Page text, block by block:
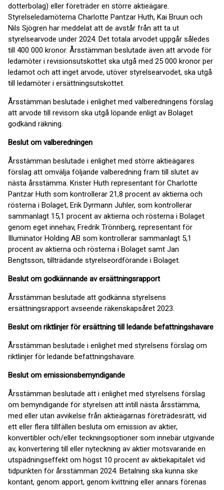
dotterbolag) eller företräder en större aktieägare.
Styrelseledamöterna Charlotte Pantzar Huth, Kai Bruun och
Nils Sjögren har meddelat att de avstår från att ta ut
styrelsearvode under 2024. Det totala arvodet uppgår således
till 400 000 kronor. Årsstämman beslutade även att arvode för
ledamöter i revisionsutskottet ska utgå med 25 000 kronor per
ledamot och att inget arvode, utöver styrelsearvodet, ska utgå
till ledamöter i ersättningsutskottet.
Årsstämman beslutade i enlighet med valberedningens förslag
att arvode till revisorn ska utgå löpande enligt av Bolaget
godkänd räkning.
Beslut om valberedningen
Årsstämman beslutade i enlighet med större aktieägares
förslag att omvälja följande valberedning fram till slutet av
nästa årsstämma. Krister Huth representant för Charlotte
Pantzar Huth som kontrollerar 21,8 procent av aktierna och
rösterna i Bolaget, Erik Dyrmann Juhler, som kontrollerar
sammanlagt 15,1 procent av aktierna och rösterna i Bolaget
genom eget innehav, Fredrik Trönnberg, representant för
Illuminator Holding AB som kontrollerar sammanlagt 5,1
procent av aktierna och rösterna i Bolaget samt Jan
Bengtsson, tillträdande styrelseordförande i Bolaget.
Beslut om godkännande av ersättningsrapport
Årsstämman beslutade att godkänna styrelsens
ersättningsrapport avseende räkenskapsåret 2023.
Beslut om riktlinjer för ersättning till ledande befattningshavare
Årsstämman beslutade i enlighet med styrelsens förslag om
riktlinjer för ledande befattningshavare.
Beslut om emissionsbemyndigande
Årsstämman beslutade att i enlighet med styrelsens förslag
om bemyndigande för styrelsen att intill nästa årsstämma,
med eller utan avvikelse från aktieägarnas företrädesrätt, vid
ett eller flera tillfällen besluta om emission av aktier,
konvertibler och/eller teckningsoptioner som innebär utgivande
av, konvertering till eller nyteckning av aktier motsvarande en
utspädningseffekt om högst 10 procent av aktiekapitalet vid
tidpunkten för årsstämman 2024. Betalning ska kunna ske
kontant, genom apport, genom kvittning eller annars förenas